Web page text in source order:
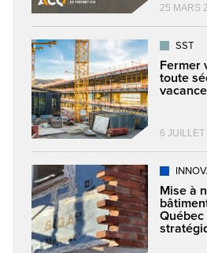
25 MARS
SST
Fermer
toute
6 JUILLET
Mise à